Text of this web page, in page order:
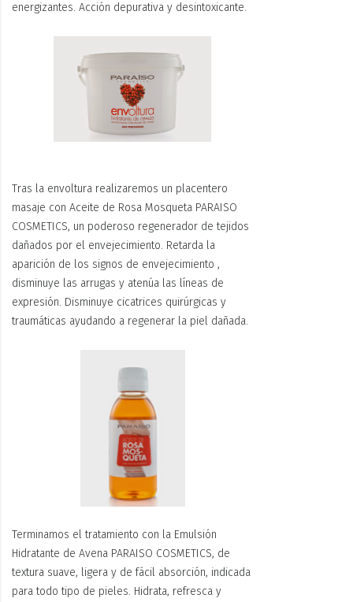
energizantes. Acción depurativa y desintoxicante.
Tras la envoltura realizaremos un placentero
masaje con Aceite de Rosa Mosqueta PARAISO
COSMETICS, un poderoso regenerador de tejidos
dañados por el envejecimiento. Retarda la
aparición de los signos de envejecimiento ,
disminuye las arrugas y atenúa las líneas de
expresión. Disminuye cicatrices quirúrgicas y
traumáticas ayudando a regenerar la piel dañada.
Terminamos el tratamiento con la Emulsión
Hidratante de Avena PARAISO COSMETICS, de
textura suave, ligera y de fácil absorción, indicada
para todo tipo de pieles. Hidrata, refresca y